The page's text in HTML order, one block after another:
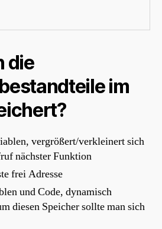
die
im
vergrößert/verkleinert sich
nächster Funktion
frei Adresse
und Code, dynamisch
diesen Speicher sollte man sich